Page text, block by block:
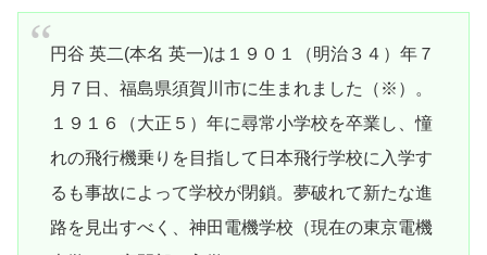
円谷 英二(本名 英一)は１９０１（明治３４）年７
月７日、福島県須賀川市に生まれました（※）。
１９１６（大正５）年に尋常小学校を卒業し、憧
れの飛行機乗りを目指して日本飛行学校に入学す
るも事故によって学校が閉鎖。夢破れて新たな進
路を見出すべく、神田電機学校（現在の東京電機